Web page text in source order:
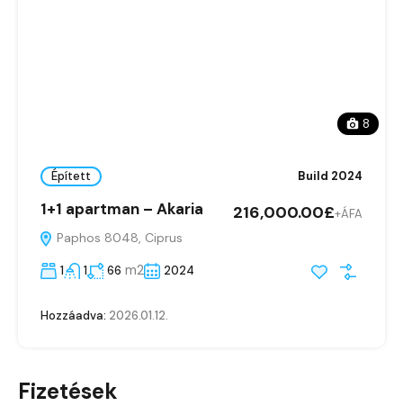
8
Épített Build 2024
1+1 apartman – Akaria
Paphos 8048, Ciprus
216,000.00£+ÁFA
1 1 66 m2 2024
Hozzáadva: 2026.01.12.
Fizetések